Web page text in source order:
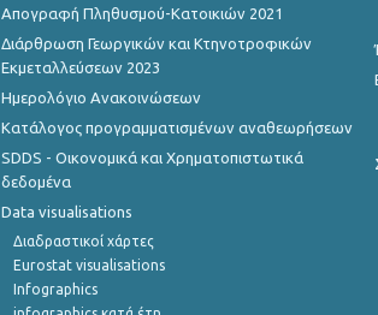
Απογραφή Πληθυσμού-Κατοικιών 2021
Διάρθρωση Γεωργικών και Κτηνοτροφικών
Εκμεταλλεύσεων 2023
Ημερολόγιο Ανακοινώσεων
Κατάλογος προγραμματισμένων αναθεωρήσεων
SDDS - Οικονομικά και Χρηματοπιστωτικά
δεδομένα
Data visualisations
Διαδραστικοί χάρτες
Eurostat visualisations
Infographics